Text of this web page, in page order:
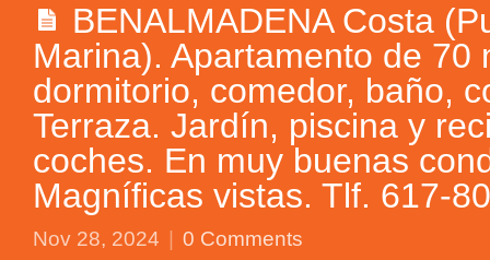
BENALMADENA Costa
Marina). Apartamento de 70
dormitorio, comedor, baño,
Terraza. Jardín, piscina y
coches. En muy buenas
Magníficas vistas. Tlf. 617-
Nov 28, 2024 0 Comments